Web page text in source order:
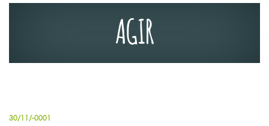
AGIR
30/11/-0001